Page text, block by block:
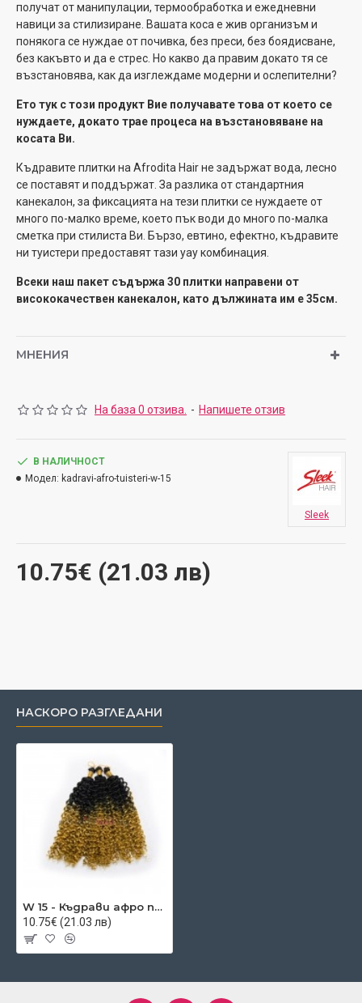
получат от манипулации, термообработка и ежедневни
навици за стилизиране. Вашата коса е жив организъм и
понякога се нуждае от почивка, без преси, без боядисване,
без какъвто и да е стрес. Но какво да правим докато тя се
възстановява, как да изглеждаме модерни и ослепителни?
Ето тук с този продукт Вие получавате това от което се
нуждаете, докато трае процеса на възстановяване на
косата Ви.
Къдравите плитки на Afrodita Hair не задържат вода, лесно
се поставят и поддържат. За разлика от стандартния
канекалон, за фиксацията на тези плитки се нуждаете от
много по-малко време, което пък води до много по-малка
сметка при стилиста Ви. Бързо, евтино, ефектно, къдравите
ни туистери предоставят тази уау комбинация.
Всеки наш пакет съдържа 30 плитки направени от
висококачествен канекалон, като дължината им е 35см.
МНЕНИЯ
На база 0 отзива. - Напишете отзив
10.75€ (21.03 лв)
В НАЛИЧНОСТ
Модел: kadravi-afro-tuisteri-w-15
Sleek
НАСКОРО РАЗГЛЕДАНИ
W 15 - Къдрави афро плитки (туистъри)
10.75€ (21.03 лв)